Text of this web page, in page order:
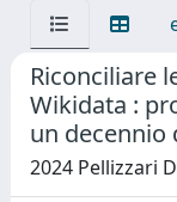
Riconciliare
Wikidata :
un decennio
2024 Pellizzari